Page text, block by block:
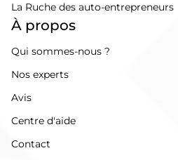
La Ruche des auto-entrepreneurs
À propos
Qui sommes-nous ?
Nos experts
Avis
Centre d'aide
Contact